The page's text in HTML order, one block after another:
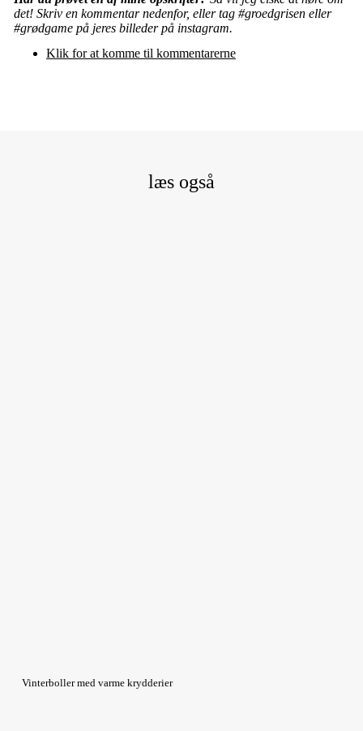
det! Skriv en kommentar nedenfor, eller tag #groedgrisen eller
#grødgame på jeres billeder på instagram.
Klik for at komme til kommentarerne
læs også
Vinterboller med varme krydderier